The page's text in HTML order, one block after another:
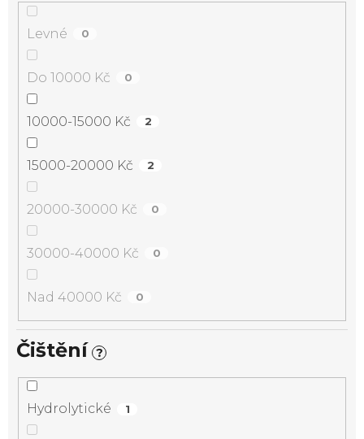
Levné 0
Do 10000 Kč 0
10000-15000 Kč 2
15000-20000 Kč 2
20000-30000 Kč 0
30000-40000 Kč 0
Nad 40000 Kč 0
Čištění ?
Hydrolytické 1